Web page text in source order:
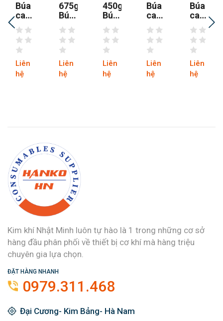
Búa
cao
su
0.7KG
30CM
berrylion
Liên
hệ
675g
Búa
cao
su
Stanley
57-
528
Liên
hệ
450g
Búa
cao
su
Stanley
57-
527
Liên
hệ
Búa
cao
su
trắng
cao
cấp
Asaki
AK-
Liên
hệ
Búa
cao
su
đen
cao
cấp
Asaki
AK-
Liên
hệ
Kim khí Nhật Minh luôn tự hào là 1 trong những cơ sở
hàng đầu phân phối về thiết bị cơ khí mà hàng triệu
chuyên gia lựa chọn.
ĐẶT HÀNG NHANH
0979.311.468
Đại Cương- Kim Bảng- Hà Nam